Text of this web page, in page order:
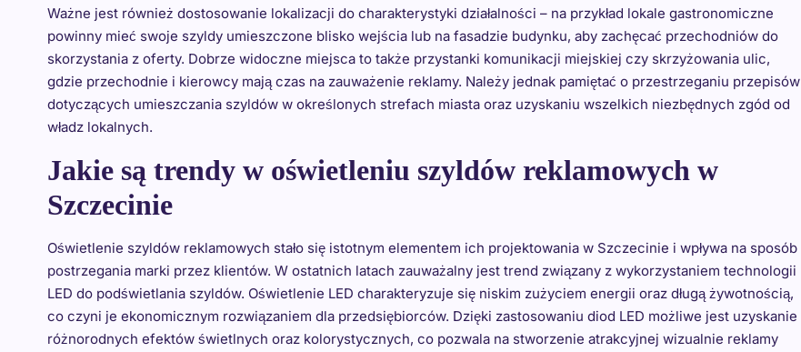
Ważne jest również dostosowanie lokalizacji do charakterystyki działalności – na przykład lokale gastronomiczne
powinny mieć swoje szyldy umieszczone blisko wejścia lub na fasadzie budynku, aby zachęcać przechodniów do
skorzystania z oferty. Dobrze widoczne miejsca to także przystanki komunikacji miejskiej czy skrzyżowania ulic,
gdzie przechodnie i kierowcy mają czas na zauważenie reklamy. Należy jednak pamiętać o przestrzeganiu przepisów
dotyczących umieszczania szyldów w określonych strefach miasta oraz uzyskaniu wszelkich niezbędnych zgód od
władz lokalnych.
Jakie są trendy w oświetleniu szyldów reklamowych w
Szczecinie
Oświetlenie szyldów reklamowych stało się istotnym elementem ich projektowania w Szczecinie i wpływa na sposób
postrzegania marki przez klientów. W ostatnich latach zauważalny jest trend związany z wykorzystaniem technologii
LED do podświetlania szyldów. Oświetlenie LED charakteryzuje się niskim zużyciem energii oraz długą żywotnością,
co czyni je ekonomicznym rozwiązaniem dla przedsiębiorców. Dzięki zastosowaniu diod LED możliwe jest uzyskanie
różnorodnych efektów świetlnych oraz kolorystycznych, co pozwala na stworzenie atrakcyjnej wizualnie reklamy